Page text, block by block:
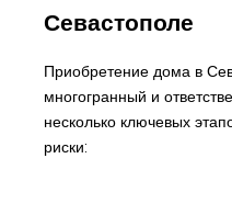
Севастополе
Приобретение дома в
многогранный и
несколько ключевых
риски: